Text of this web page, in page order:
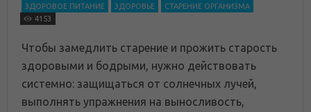
ЗДОРОВОЕ ПИТАНИЕ
ЗДОРОВЬЕ
СТАРЕНИЕ ОРГАНИЗМА
4153
Чтобы замедлить старение и прожить старость
здоровыми и бодрыми, нужно действовать
системно: защищаться от солнечных лучей,
выполнять упражнения на выносливость,